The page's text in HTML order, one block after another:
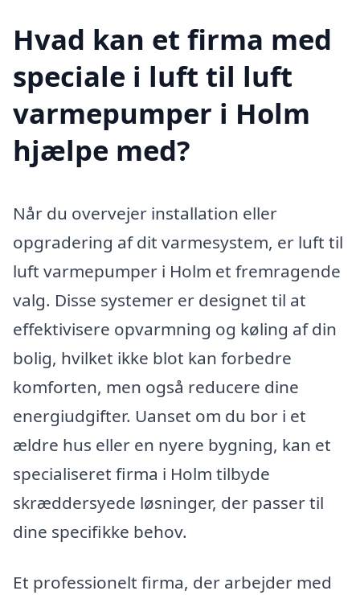
Hvad kan et firma med
speciale i luft til luft
varmepumper i Holm
hjælpe med?
Når du overvejer installation eller
opgradering af dit varmesystem, er luft til
luft varmepumper i Holm et fremragende
valg. Disse systemer er designet til at
effektivisere opvarmning og køling af din
bolig, hvilket ikke blot kan forbedre
komforten, men også reducere dine
energiudgifter. Uanset om du bor i et
ældre hus eller en nyere bygning, kan et
specialiseret firma i Holm tilbyde
skræddersyede løsninger, der passer til
dine specifikke behov.
Et professionelt firma, der arbejder med